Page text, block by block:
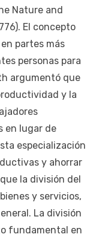
Nature and
El concepto
partes más
personas para
argumentó que
y la
en lugar de
especialización
y ahorrar
la división del
y servicios,
La división
fundamental en